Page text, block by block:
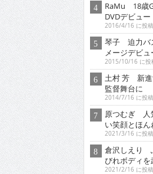
RaMu 18歳
DVDデビュー
2016/4/16 に投
琴子 迫力バ
メージデビュ
2015/10/16 に投
土村 芳 新進
監督舞台に
2014/7/16 に投
原つむぎ 人
い笑顔とほん
2021/3/16 に投
倉沢しえり
びれボディを
2021/2/16 に投